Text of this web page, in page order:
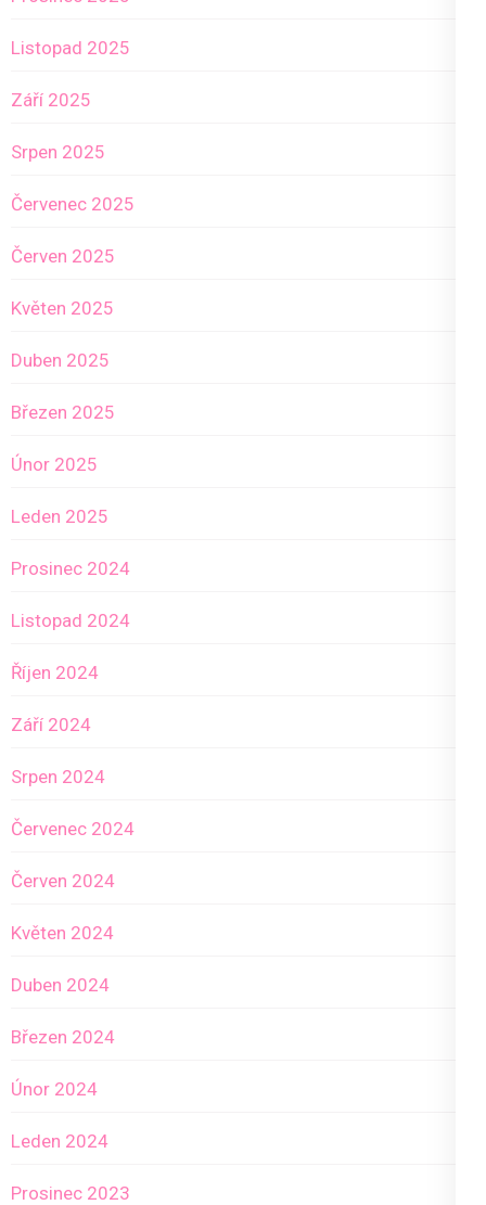
Listopad 2025
Září 2025
Srpen 2025
Červenec 2025
Červen 2025
Květen 2025
Duben 2025
Březen 2025
Únor 2025
Leden 2025
Prosinec 2024
Listopad 2024
Říjen 2024
Září 2024
Srpen 2024
Červenec 2024
Červen 2024
Květen 2024
Duben 2024
Březen 2024
Únor 2024
Leden 2024
Prosinec 2023